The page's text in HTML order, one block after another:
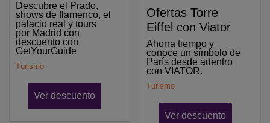
Descubre el Prado,
shows de flamenco, el
palacio real y tours
por Madrid con
descuento con
GetYourGuide
Turismo
Ver descuento
Ofertas Torre
Eiffel con Viator
Ahorra tiempo y
conoce un símbolo de
París desde adentro
con VIATOR.
Turismo
Ver descuento